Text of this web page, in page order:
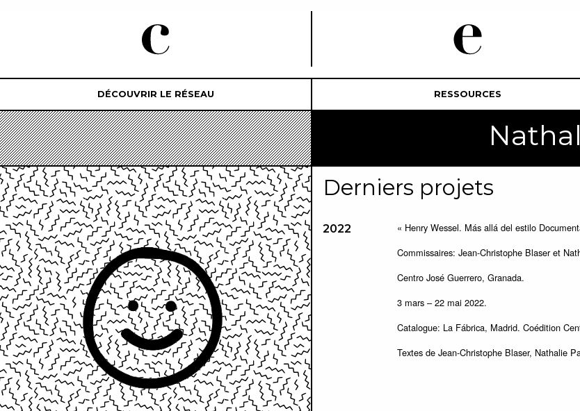
DÉCOUVRIR LE RÉSEAU RESSOURCES
Derniers projets
2022
« Henry Wessel. Más allá del estilo
Commissaires: Jean-Christophe Blaser et
Centro José Guerrero, Granada.
3 mars – 22 mai 2022.
Catalogue: La Fábrica, Madrid. Coédition
Textes de Jean-Christophe Blaser, Nathalie